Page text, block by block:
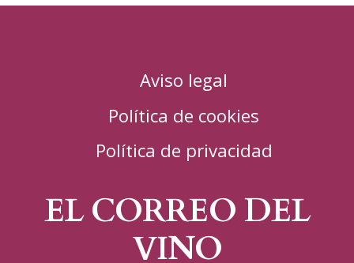
Aviso legal
Política de cookies
Política de privacidad
EL CORREO DEL
VINO